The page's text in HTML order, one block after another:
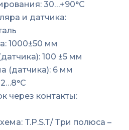
30…+90°C
и датчика:
1000±50 мм
100 ±5 мм
(датчика): 6 мм
через контакты:
T.P.S.T/ Три полюса –